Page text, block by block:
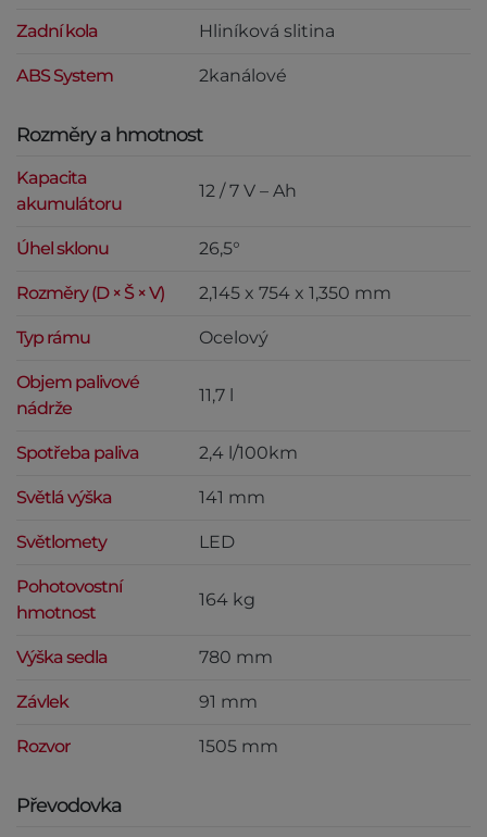
Zadní kola Hliníková slitina
ABS System 2kanálové
Rozměry a hmotnost
Kapacita
akumulátoru
12 / 7 V – Ah
Úhel sklonu 26,5°
Rozměry (D × Š × V) 2,145 x 754 x 1,350 mm
Typ rámu Ocelový
Objem palivové
nádrže
11,7 l
Spotřeba paliva 2,4 l/100km
Světlá výška 141 mm
Světlomety LED
Pohotovostní
hmotnost
164 kg
Výška sedla 780 mm
Závlek 91 mm
Rozvor 1505 mm
Převodovka